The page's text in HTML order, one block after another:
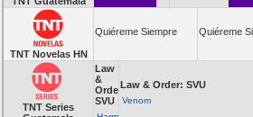
TNT Novelas HN
Quiéreme Siempre Quiéreme
TNT Series
Law
&
Order:
SVU
Law & Order: SVU
Venom